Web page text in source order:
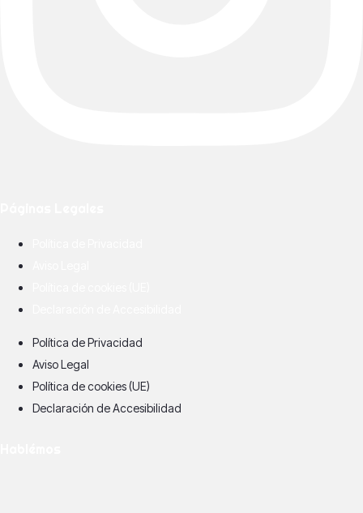
Política de Privacidad
Aviso Legal
Política de cookies (UE)
Declaración de Accesibilidad